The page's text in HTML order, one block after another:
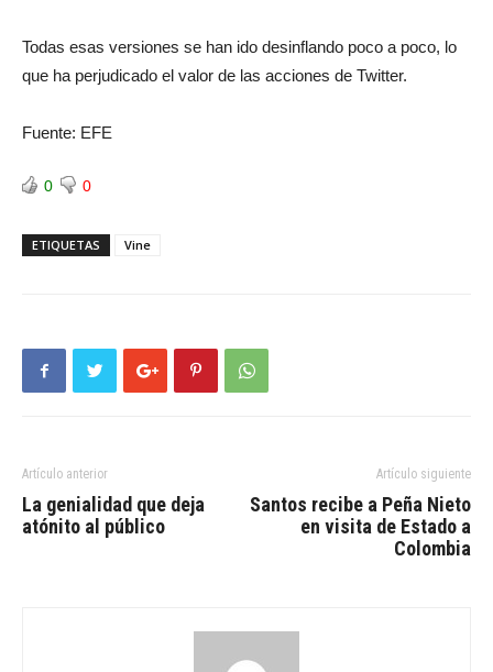
Todas esas versiones se han ido desinflando poco a poco, lo
que ha perjudicado el valor de las acciones de Twitter.
Fuente: EFE
0 0
ETIQUETAS Vine
Artículo anterior
La genialidad que deja
atónito al público
Artículo siguiente
Santos recibe a Peña Nieto
en visita de Estado a
Colombia